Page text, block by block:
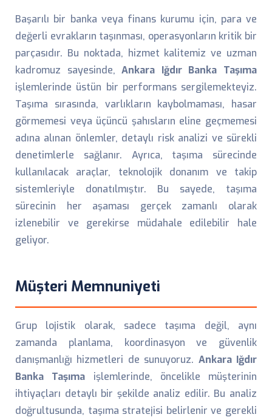
Başarılı bir banka veya finans kurumu için, para ve
değerli evrakların taşınması, operasyonların kritik bir
parçasıdır. Bu noktada, hizmet kalitemiz ve uzman
kadromuz sayesinde,Ankara Iğdır Banka Taşıma
işlemlerinde üstün bir performans sergilemekteyiz.
Taşıma sırasında, varlıkların kaybolmaması, hasar
görmemesi veya üçüncü şahısların eline geçmemesi
adına alınan önlemler, detaylı risk analizi ve sürekli
denetimlerle sağlanır. Ayrıca, taşıma sürecinde
kullanılacak araçlar, teknolojik donanım ve takip
sistemleriyle donatılmıştır. Bu sayede, taşıma
sürecinin her aşaması gerçek zamanlı olarak
izlenebilir ve gerekirse müdahale edilebilir hale
geliyor.
Müşteri Memnuniyeti
Grup lojistik olarak, sadece taşıma değil, aynı
zamanda planlama, koordinasyon ve güvenlik
danışmanlığı hizmetleri de sunuyoruz. Ankara Iğdır
Banka Taşıma işlemlerinde, öncelikle müşterinin
ihtiyaçları detaylı bir şekilde analiz edilir. Bu analiz
doğrultusunda, taşıma stratejisi belirlenir ve gerekli